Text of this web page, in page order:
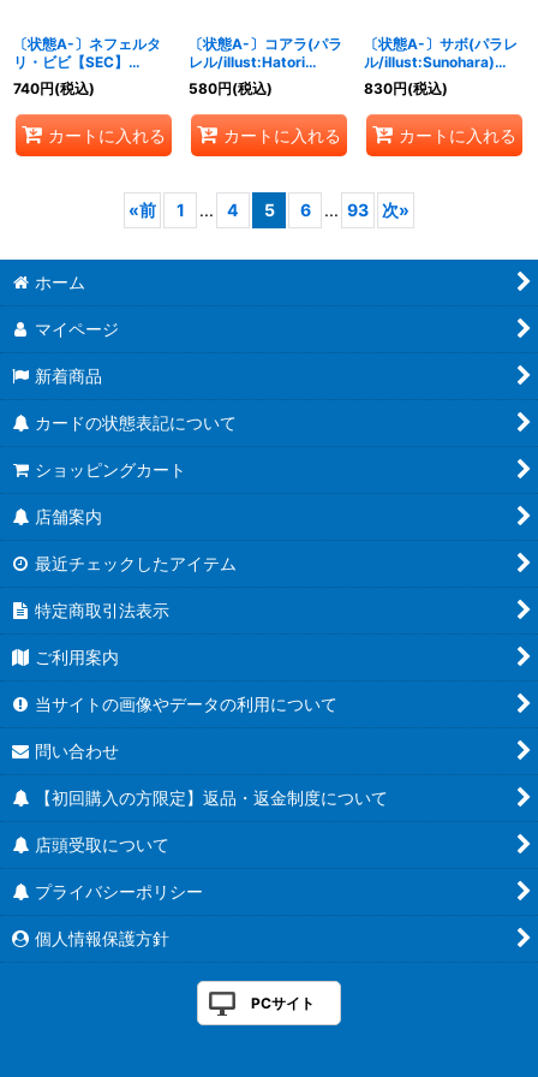
〔状態A-〕ネフェルタ
リ・ビビ【SEC】
{OP04-118}
740円(税込)
カートに入れる
〔状態A-〕コアラ(パラ
レル/illust:Hatori
Kyoka)【SR/P】
{OP05-006}
580円(税込)
カートに入れる
〔状態A-〕サボ(パラレ
ル/illust:Sunohara)
【SR/P】{OP05-007}
830円(税込)
カートに入れる
«前 1 ... 4 5 6 ... 93 次»
ホーム
マイページ
新着商品
カードの状態表記について
ショッピングカート
店舗案内
最近チェックしたアイテム
特定商取引法表示
ご利用案内
当サイトの画像やデータの利用について
問い合わせ
【初回購入の方限定】返品・返金制度について
店頭受取について
プライバシーポリシー
個人情報保護方針
PCサイト